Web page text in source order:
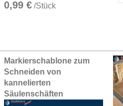
0,99 € /Stück
Markierschablone zum
Schneiden von
kannelierten
Säulenschäften